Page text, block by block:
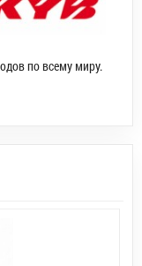
по всему миру.